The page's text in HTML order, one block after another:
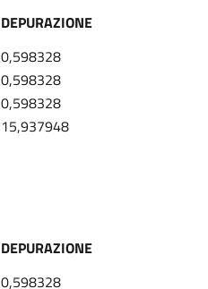
DEPURAZIONE
0,598328
0,598328
0,598328
15,937948
DEPURAZIONE
0,598328